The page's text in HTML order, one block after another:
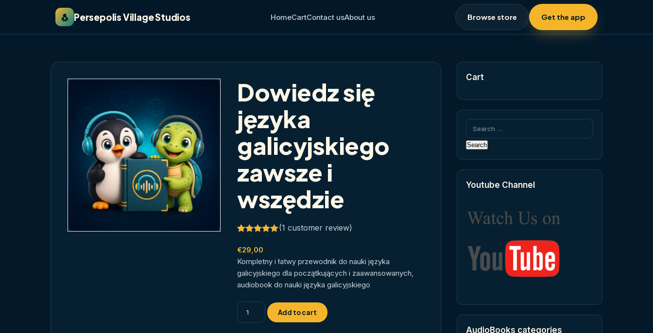
🐧 Persepolis Village Studios HomeCartContact usAbout us Browse store Get the app
Dowiedz się
języka
galicyjskiego
zawsze i
wszędzie
out of 5
based on
customer
rating
(1 customer review)
€29,00
Kompletny i łatwy przewodnik do nauki języka
galicyjskiego dla początkujących i zaawansowanych,
audiobook do nauki języka galicyjskiego
Dowiedz
się
Add to cart
Cart
Search
for:
Youtube Channel
AudioBooks categories